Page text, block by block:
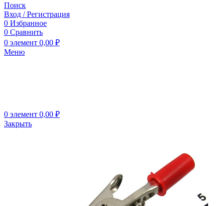
Поиск
Вход / Регистрация
0 Избранное
0 Сравнить
0 элемент 0,00 ₽
Меню
0 элемент 0,00 ₽
Закрыть